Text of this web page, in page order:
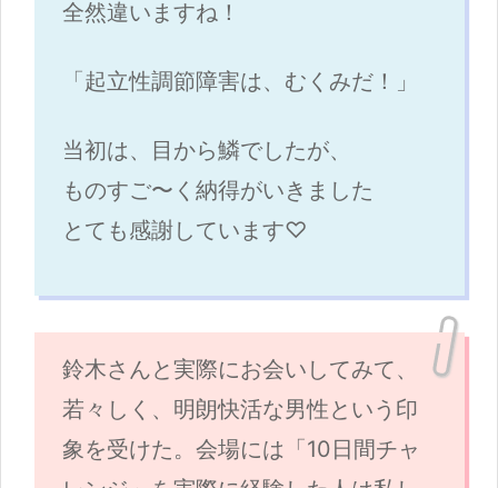
全然違いますね！
「起立性調節障害は、むくみだ！」
当初は、目から鱗でしたが、
ものすご〜く納得がいきました
とても感謝しています♡
鈴木さんと実際にお会いしてみて、
若々しく、明朗快活な男性という印
象を受けた。会場には「10日間チャ